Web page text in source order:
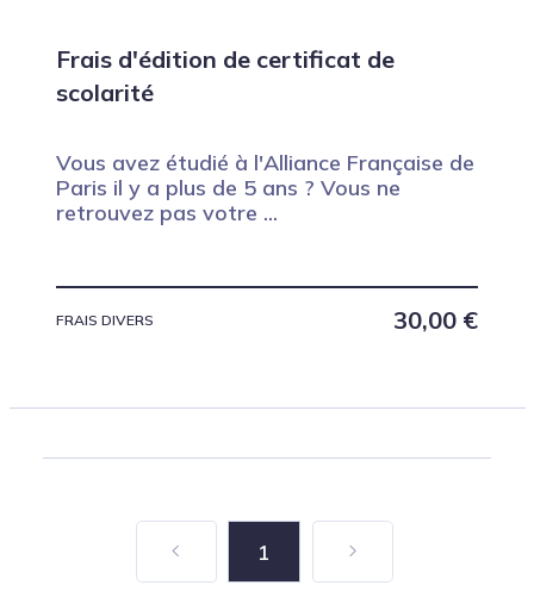
Frais d'édition de certificat de
scolarité
Vous avez étudié à l'Alliance Française de
Paris il y a plus de 5 ans ? Vous ne
retrouvez pas votre ...
FRAIS DIVERS 30,00 €
1